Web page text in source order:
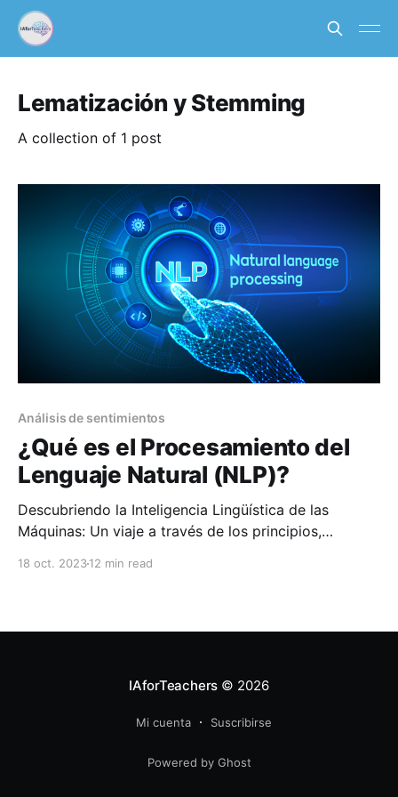
Lematización y Stemming
A collection of 1 post
Análisis de sentimientos
¿Qué es el Procesamiento del
Lenguaje Natural (NLP)?
Descubriendo la Inteligencia Lingüística de las
Máquinas: Un viaje a través de los principios,
18 oct. 202312 min read
IAforTeachers © 2026
Mi cuenta Suscribirse
Powered by Ghost